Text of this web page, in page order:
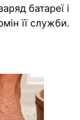
батареї і
її служби.